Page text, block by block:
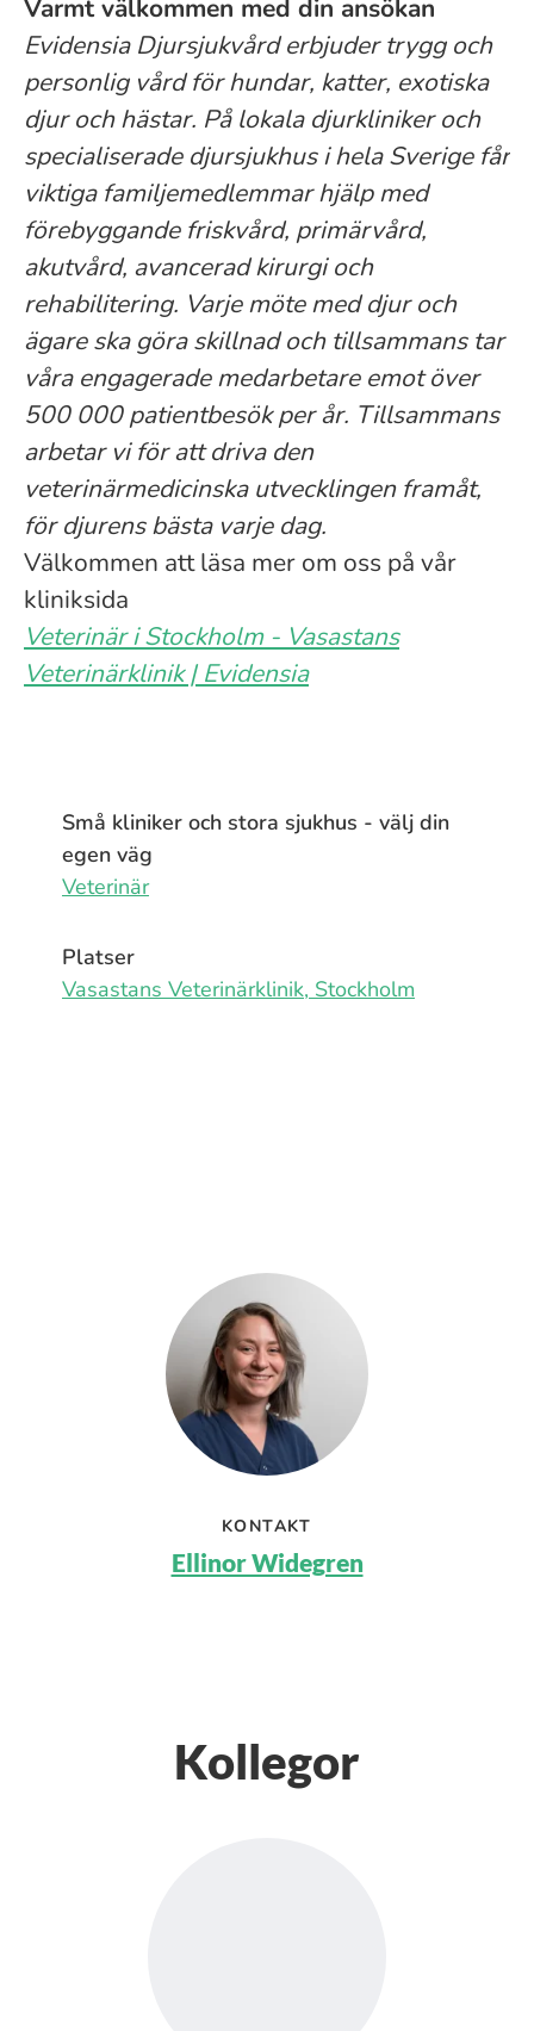
Varmt välkommen med din ansökan
Evidensia Djursjukvård erbjuder trygg och
personlig vård för hundar, katter, exotiska
djur och hästar. På lokala djurkliniker och
specialiserade djursjukhus i hela Sverige får
viktiga familjemedlemmar hjälp med
förebyggande friskvård, primärvård,
akutvård, avancerad kirurgi och
rehabilitering. Varje möte med djur och
ägare ska göra skillnad och tillsammans tar
våra engagerade medarbetare emot över
500 000 patientbesök per år. Tillsammans
arbetar vi för att driva den
veterinärmedicinska utvecklingen framåt,
för djurens bästa varje dag.
Välkommen att läsa mer om oss på vår
kliniksida
Veterinär i Stockholm - Vasastans
Veterinärklinik | Evidensia
Små kliniker och stora sjukhus - välj din
egen väg
Veterinär
Platser
Vasastans Veterinärklinik, Stockholm
KONTAKT
Ellinor Widegren
Kollegor